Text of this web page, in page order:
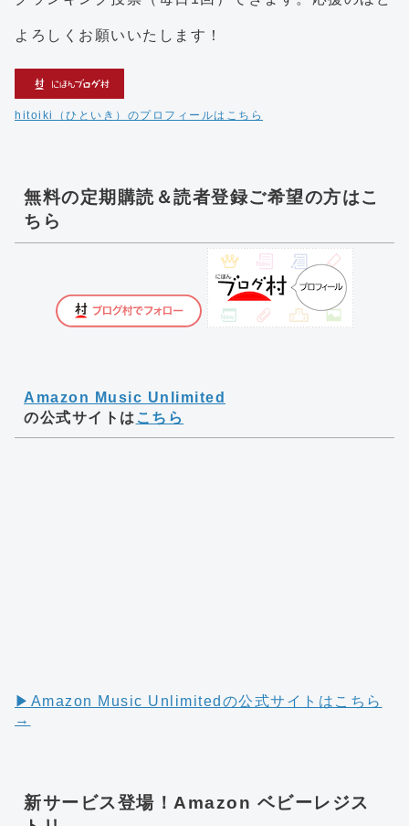
よろしくお願いいたします！
hitoiki（ひといき）のプロフィールはこちら
無料の定期購読＆読者登録ご希望の方はこ
ちら
Amazon Music Unlimited
の公式サイトは こちら
▶︎Amazon Music Unlimitedの公式サイトはこちら
→
新サービス登場！Amazon ベビーレジス